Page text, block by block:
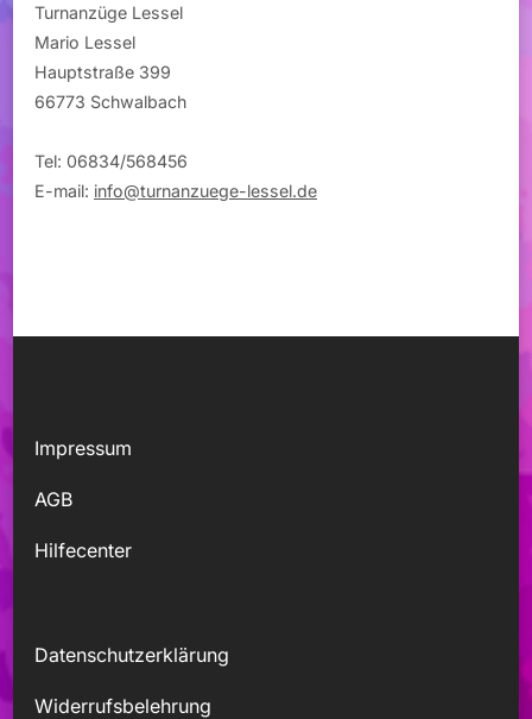
Turnanzüge Lessel
Mario Lessel
Hauptstraße 399
66773 Schwalbach
Tel: 06834/568456
E-mail: info@turnanzuege-lessel.de
Impressum
AGB
Hilfecenter
Datenschutzerklärung
Widerrufsbelehrung